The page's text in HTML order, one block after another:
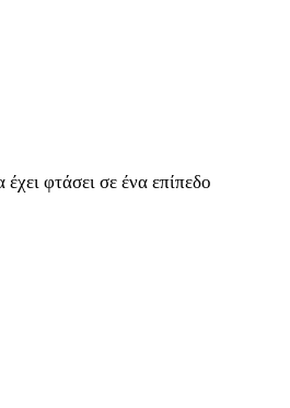
φτάσει σε ένα επίπεδο